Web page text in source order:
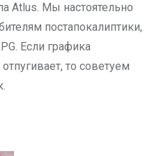
Atlus. Мы настоятельно
постапокалиптики,
Если графика
то советуем